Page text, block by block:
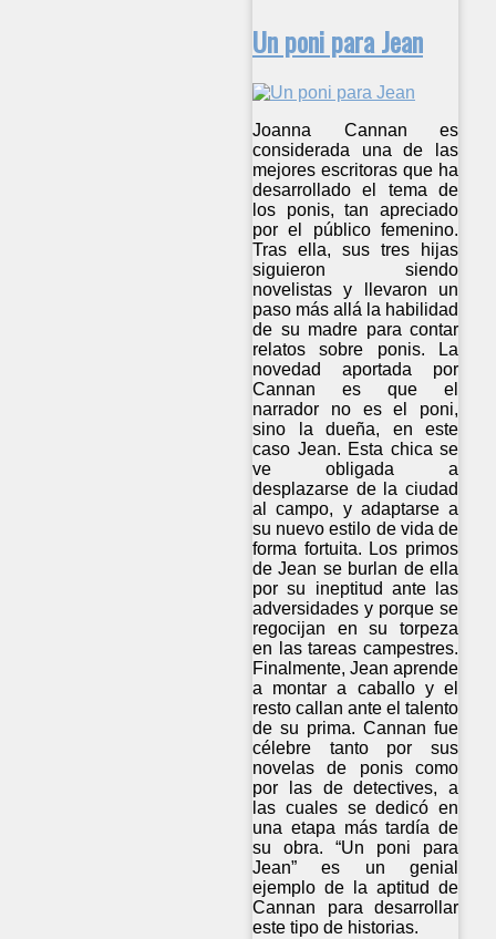
Un poni para Jean
Joanna Cannan es
considerada una de las
mejores escritoras que ha
desarrollado el tema de
los ponis, tan apreciado
por el público femenino.
Tras ella, sus tres hijas
siguieron siendo
novelistas y llevaron un
paso más allá la habilidad
de su madre para contar
relatos sobre ponis. La
novedad aportada por
Cannan es que el
narrador no es el poni,
sino la dueña, en este
caso Jean. Esta chica se
ve obligada a
desplazarse de la ciudad
al campo, y adaptarse a
su nuevo estilo de vida de
forma fortuita. Los primos
de Jean se burlan de ella
por su ineptitud ante las
adversidades y porque se
regocijan en su torpeza
en las tareas campestres.
Finalmente, Jean aprende
a montar a caballo y el
resto callan ante el talento
de su prima. Cannan fue
célebre tanto por sus
novelas de ponis como
por las de detectives, a
las cuales se dedicó en
una etapa más tardía de
su obra. “Un poni para
Jean” es un genial
ejemplo de la aptitud de
Cannan para desarrollar
este tipo de historias.